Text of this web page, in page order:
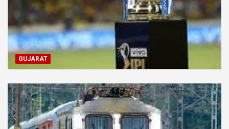
GUJARAT